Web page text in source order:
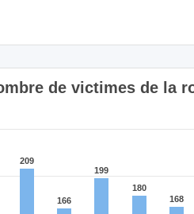
de victimes de la
209
209
166
166
199
199
180
180
168
168